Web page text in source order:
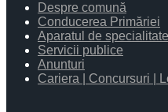
Despre comună
Conducerea Primăriei
Aparatul de specialitate
Servicii publice
Anunturi
Cariera | Concursuri |